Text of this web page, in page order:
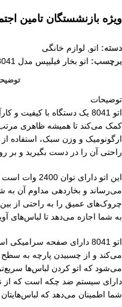
ویژه بازنشستگان تامین
دسته: اتو
لوازم خانگی
برچسب: اتو بخار فیلیپس مدل DST8041
توضیحات
اتو 8041 یک دستگاه با
کمک می‌کند تا همیشه ظاهری مرتب
ارگونومیک و وزن سبک، استفاده
راحتی آن را در دست بگیرید و بر
این اتو
می‌رساند و بخاردهی مداوم آن به
چروک‌های عمیق را به راحتی از بین
به شما اجازه می‌دهد تا لباس‌های
اتو 8041 دارای صفحه
می‌کند و از چسبیدن پارچه به
می‌شود که اتو کردن لباس‌ها
دارای سیستم ضد چکه است که از
شما اطمینان می‌دهد که